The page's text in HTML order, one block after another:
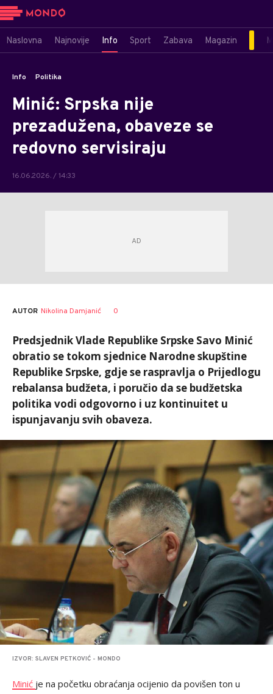
Naslovna Najnovije Info Sport Zabava Magazin
Info Politika
Minić: Srpska nije
prezadužena, obaveze se
redovno servisiraju
16.06.2026. / 14:33
AUTOR Nikolina Damjanić 0
Predsjednik Vlade Republike Srpske Savo Minić
obratio se tokom sjednice Narodne skupštine
Republike Srpske, gdje se raspravlja o Prijedlogu
rebalansa budžeta, i poručio da se budžetska
politika vodi odgovorno i uz kontinuitet u
ispunjavanju svih obaveza.
IZVOR: SLAVEN PETKOVIĆ - MONDO
Minić je na početku obraćanja ocijenio da povišen ton u